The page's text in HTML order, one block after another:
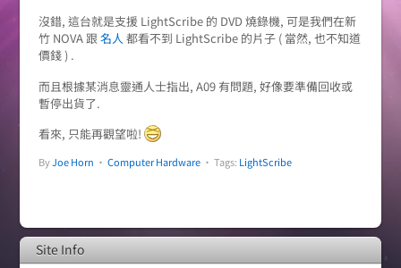
沒錯, 這台就是支援 LightScribe 的 DVD 燒錄機, 可是我們在新
竹 NOVA 跟 名人 都看不到 LightScribe 的片子 ( 當然, 也不知道
價錢 ) .
而且根據某消息靈通人士指出, A09 有問題, 好像要準備回收或
暫停出貨了.
看來, 只能再觀望啦!
ByJoe Horn • Computer Hardware • Tags: LightScribe
Site Info